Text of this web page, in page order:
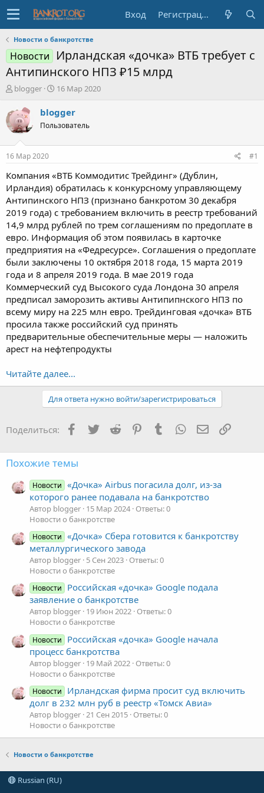
Вход Регистрация
Новости о банкротстве
Новости
Ирландская «дочка» ВТБ требует с
Антипинского НПЗ ₽15 млрд
А
т
о
р
е
м
ы
blogger
Д
т
а
н
л
16 Мар 2020
blogger
Пользователь
16 Мар 2020 #1
Компания «ВТБ Коммодитис Трейдинг» (Дублин,
Ирландия) обратилась к конкурсному управляющему
Антипинского НПЗ (признано банкротом 30 декабря
2019 года) с требованием включить в реестр требований
14,9 млрд рублей по трем соглашениям по предоплате в
евро. Информация об этом появилась в карточке
предприятия на «Федресурсе». Соглашения о предоплате
были заключены 10 октября 2018 года, 15 марта 2019
года и 8 апреля 2019 года. В мае 2019 года
Коммерческий суд Высокого суда Лондона 30 апреля
предписал заморозить активы Антипипнского НПЗ по
всему миру на 225 млн евро. Трейдинговая «дочка» ВТБ
просила также российский суд принять
предварительные обеспечительные меры — наложить
арест на нефтепродукты
Читайте далее...
Для ответа нужно войти/зарегистрироваться
Поделиться: Facebook
TwitterReddit PinterestTumblr WhatsApp Ссылка
Похожие темы
Новости
«Дочка» Airbus погасила долг, из-за
которого ранее подавала на банкротство
Автор blogger 15 Мар 2024 Ответы: 0
Новости о банкротстве
Новости
«Дочка» Сбера готовится к банкротству
металлургического завода
Автор blogger 5 Сен 2023 Ответы: 0
Новости о банкротстве
Новости
Российская «дочка» Google подала
заявление о банкротстве
Автор blogger 19 Июн 2022 Ответы: 0
Новости о банкротстве
Новости
Российская «дочка» Google начала
процесс банкротства
Автор blogger 19 Май 2022 Ответы: 0
Новости о банкротстве
Новости
Ирландская фирма просит суд включить
долг в 232 млн руб в реестр «Томск Авиа»
Автор blogger 21 Сен 2015 Ответы: 0
Новости о банкротстве
Новости о банкротстве
Russian (RU)